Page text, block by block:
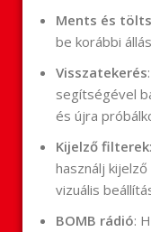
Ments és
be korábbi
Visszatekerés
segítségével
és újra
Kijelző filterek
használj
vizuális
BOMB rádió: